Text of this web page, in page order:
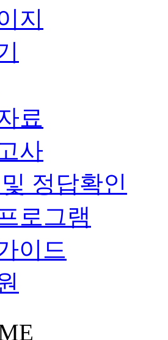
지
료
사
정답확인
로그램
이드